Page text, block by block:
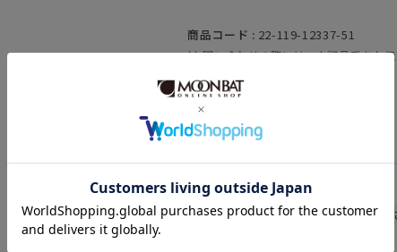
商品コード : 22-119-12337-51
(お問い合わせの際には、上記品番をお
素材 : ポリエステル80％ 綿20％
原産国 :
カテゴリ :日傘
関連キーワード
晴雨兼用
遮熱 遮光 UV